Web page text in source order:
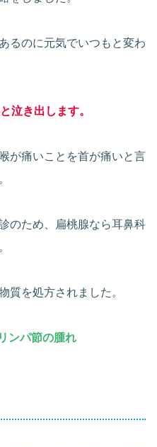
るのに元気でいつもと変わ
泣き出します。
が痛いことを首が痛いと言
のため、扁桃腺なら耳鼻科
質を処方されました。
ンパ節の腫れ